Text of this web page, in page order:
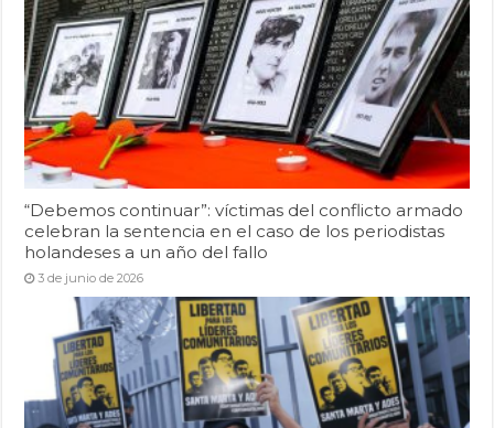
“Debemos continuar”: víctimas del conflicto armado
celebran la sentencia en el caso de los periodistas
holandeses a un año del fallo
3 de junio de 2026